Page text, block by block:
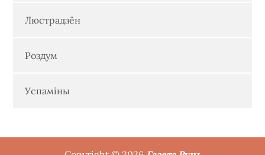
Люстрадзён
Роздум
Успаміны